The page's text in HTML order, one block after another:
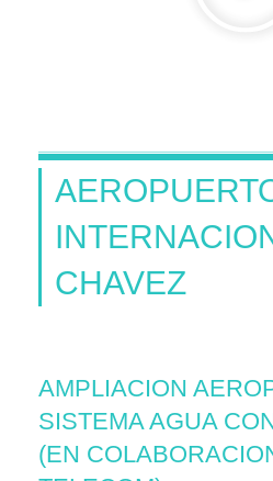
CHAVEZ
AMPLIACION
SISTEMA AGUA
(EN